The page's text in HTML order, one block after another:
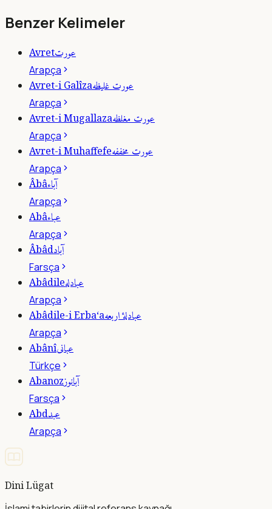
Benzer Kelimeler
Avretعورت
Arapça
Avret-i Galîzaعورت غليظه
Arapça
Avret-i Mugallazaعورت مغلظه
Arapça
Avret-i Muhaffefeعورت مخففه
Arapça
Âbâآباء
Arapça
Abâعباء
Arapça
Âbâdآباد
Farsça
Abâdileعبادله
Arapça
Abâdile-i Erba‘aعبادلۀ اربعه
Arapça
Abânîعبانى
Türkçe
Abanozآبانوز
Farsça
Abdعبد
Arapça
Dini Lügat